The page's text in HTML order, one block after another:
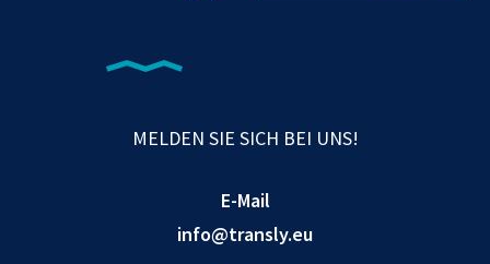
MELDEN SIE SICH BEI UNS!
E-Mail
info@transly.eu